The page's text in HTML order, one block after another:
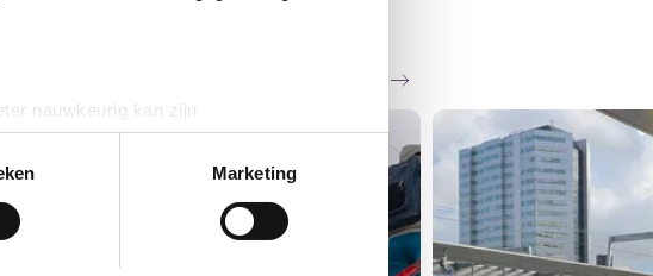
nauwkeurig kan zijn
(fingerprinting)
in het
detailgedeeltein. U kunt uw
Marketing